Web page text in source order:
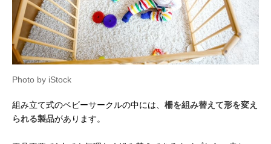
Photo by iStock
組み立て式のベビーサークルの中には、 柵を組み替えて形を変え
られる製品があります。